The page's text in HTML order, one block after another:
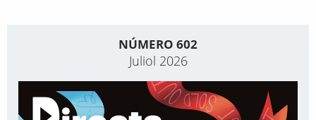
NÚMERO 602
Juliol 2026